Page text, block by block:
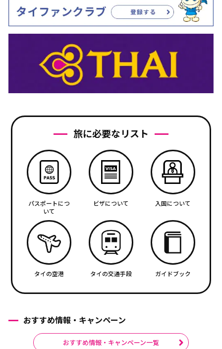
旅に必要なリスト
パスポートにつ
いて
ビザについて 入国について
タイの空港 タイの交通手段 ガイドブック
おすすめ情報・キャンペーン
おすすめ情報・キャンペーン一覧